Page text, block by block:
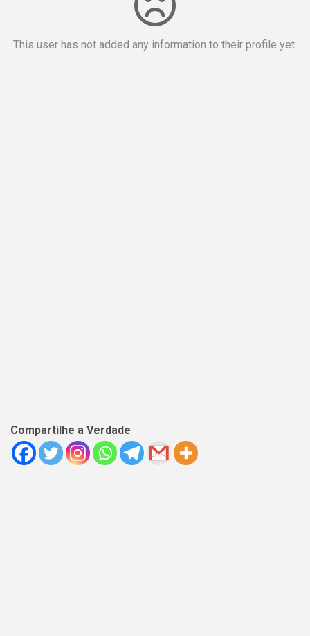
This user has not added any information to their profile yet.
Compartilhe a Verdade